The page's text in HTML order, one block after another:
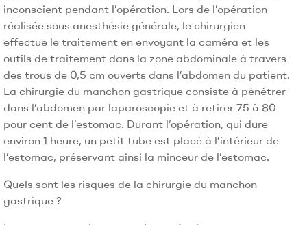
inconscient pendant l’opération. Lors de l’opération
réalisée sous anesthésie générale, le chirurgien
effectue le traitement en envoyant la caméra et les
outils de traitement dans la zone abdominale à travers
des trous de 0,5 cm ouverts dans l’abdomen du patient.
La chirurgie du manchon gastrique consiste à pénétrer
dans l’abdomen par laparoscopie et à retirer 75 à 80
pour cent de l’estomac. Durant l’opération, qui dure
environ 1 heure, un petit tube est placé à l’intérieur de
l’estomac, préservant ainsi la minceur de l’estomac.
Quels sont les risques de la chirurgie du manchon
gastrique ?